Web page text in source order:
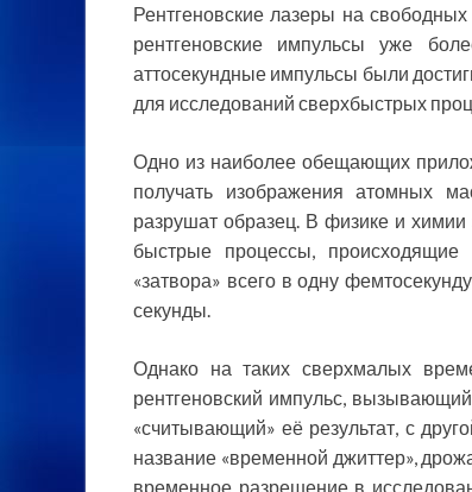
Рентгеновские лазеры на
рентгеновские импульсы уже
аттосекундные импульсы были
для исследований сверхбыстрых
Одно из наиболее обещающих
получать изображения атомных
разрушат образец. В физике и химии
быстрые процессы,
«затвора» всего в одну
секунды.
Однако на таких сверхмалых
рентгеновский импульс,
«считывающий» её результат, с
название «временной джиттер»,
временное разрешение в